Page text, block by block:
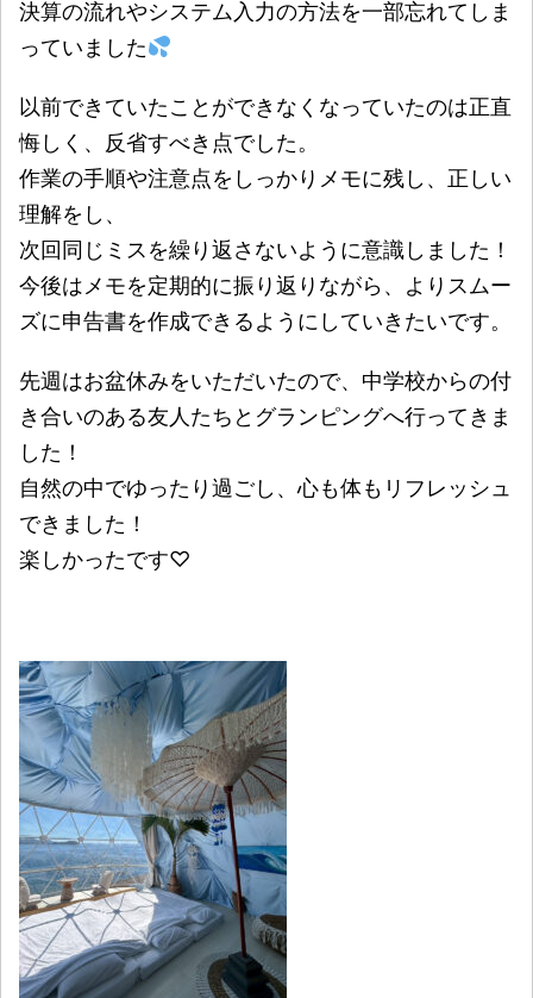
決算の流れやシステム入力の方法を一部忘れてしま
っていました
以前できていたことができなくなっていたのは正直
悔しく、反省すべき点でした。
作業の手順や注意点をしっかりメモに残し、正しい
理解をし、
次回同じミスを繰り返さないように意識しました！
今後はメモを定期的に振り返りながら、よりスムー
ズに申告書を作成できるようにしていきたいです。
先週はお盆休みをいただいたので、中学校からの付
き合いのある友人たちとグランピングへ行ってきま
した！
自然の中でゆったり過ごし、心も体もリフレッシュ
できました！
楽しかったです♡